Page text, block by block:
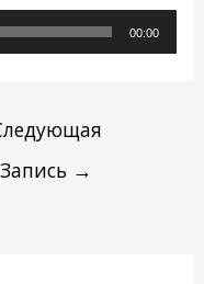
00:00
Запись →